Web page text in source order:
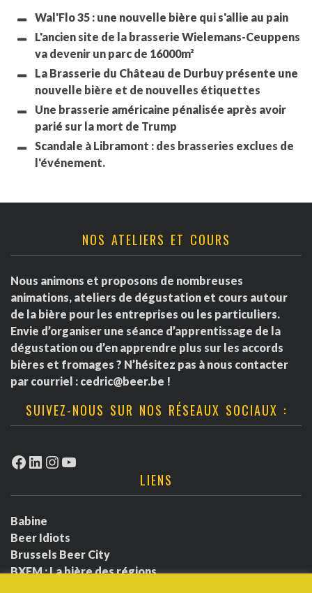
Wal'Flo 35 : une nouvelle bière qui s'allie au pain
L'ancien site de la brasserie Wielemans-Ceuppens
va devenir un parc de 16000m²
La Brasserie du Château de Durbuy présente une
nouvelle bière et de nouvelles étiquettes
Une brasserie américaine pénalisée après avoir
parié sur la mort de Trump
Scandale à Libramont : des brasseries exclues de
l'événement.
NOS ATELIERS ET COURS
Nous animons et proposons de nombreuses
animations, ateliers de dégustation et cours autour
de la bière pour les entreprises ou les particuliers.
Envie d’organiser une séance d’apprentissage de la
dégustation ou d’en apprendre plus sur les accords
bières et fromages ? N’hésitez pas à nous contacter
par courriel : cedric@beer.be !
SUIVEZ-NOUS SUR NOS RÉSEAUX SOCIAUX :
Facebook
LinkedIn
Instagram
YouTube
LIENS
Babine
Beer Idiots
Brussels Beer City
BXFM : La bière des régions